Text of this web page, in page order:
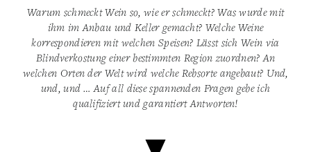
Warum schmeckt Wein so, wie er schmeckt? Was wurde mit
ihm im Anbau und Keller gemacht? Welche Weine
korrespondieren mit welchen Speisen? Lässt sich Wein via
Blindverkostung einer bestimmten Region zuordnen? An
welchen Orten der Welt wird welche Rebsorte angebaut? Und,
und, und … Auf all diese spannenden Fragen gebe ich
qualifiziert und garantiert Antworten!